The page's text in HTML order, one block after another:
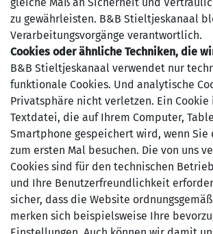
zu gewährleisten. B&B Stieltjeskanaal
Verarbeitungsvorgänge verantwortlich.
Cookies oder ähnliche Techniken, die
B&B Stieltjeskanaal verwendet nur
funktionale Cookies. Und analytische
Privatsphäre nicht verletzen. Ein
Textdatei, die auf Ihrem Computer,
Smartphone gespeichert wird, wenn Sie
zum ersten Mal besuchen. Die von uns
Cookies sind für den technischen
und Ihre Benutzerfreundlichkeit
sicher, dass die Website
merken sich beispielsweise Ihre